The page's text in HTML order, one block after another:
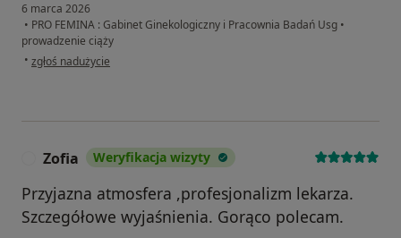
6 marca 2026
• PRO FEMINA : Gabinet Ginekologiczny i Pracownia Badań Usg •
prowadzenie ciąży
• w opinii użytkownika Karolina
zgłoś nadużycie
Zofia Weryfikacja wizyty
Przyjazna atmosfera ,profesjonalizm lekarza.
Szczegółowe wyjaśnienia. Gorąco polecam.